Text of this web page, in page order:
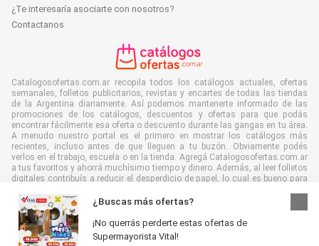
¿Buscas más ofertas?
¡No querrás perderte estas ofertas de
Supermayorista Vital!
¿Te interesaría asociarte con nosotros?
Contactanos
Catalogosofertas.com.ar recopila todos los catálogos actuales, ofertas
semanales, folletos publicitarios, revistas y encartes de todas las tiendas
de la Argentina diariamente. Así podemos mantenerte informado de las
promociones de los catálogos, descuentos y ofertas para que podás
encontrar fácilmente esa oferta o descuento durante las gangas en tu área.
A menudo nuestro portal es el primero en mostrar los catálogos más
recientes, incluso antes de que lleguen a tu buzón. Obviamente podés
verlos en el trabajo, escuela o en la tienda. Agregá Catalogosofertas.com.ar
a tus favoritos y ahorrá muchísimo tiempo y dinero. Además, al leer folletos
digitales contribuís a reducir el desperdicio de papel, lo cual es bueno para